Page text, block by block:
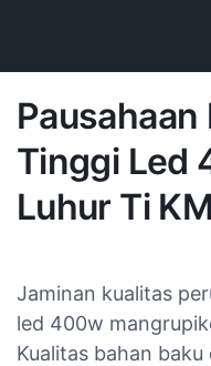
Pausahaan
Tinggi Led
Luhur​ Ti
Jaminan kualitas
led 400w​
Kualitas bahan